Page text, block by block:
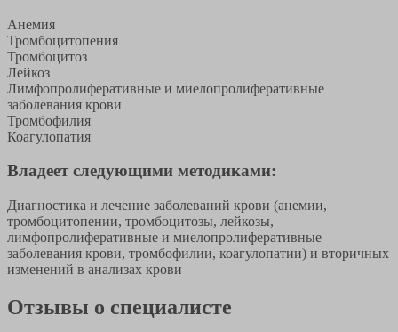
Анемия
Тромбоцитопения
Тромбоцитоз
Лейкоз
Лимфопролиферативные и миелопролиферативные
заболевания крови
Тромбофилия
Коагулопатия
Владеет следующими методиками:
Диагностика и лечение заболеваний крови (анемии,
тромбоцитопении, тромбоцитозы, лейкозы,
лимфопролиферативные и миелопролиферативные
заболевания крови, тромбофилии, коагулопатии) и вторичных
изменений в анализах крови
Отзывы о специалисте